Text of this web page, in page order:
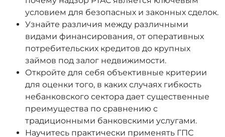
условием для безопасных и законных сделок.
Узнайте различия между различными
видами финансирования, от оперативных
потребительских кредитов до крупных
займов под залог недвижимости.
Откройте для себя объективные критерии
для оценки того, в каких случаях гибкость
небанковского сектора дает существенные
преимущества по сравнению с
традиционными банковскими услугами.
Научитесь практически применять ГПС